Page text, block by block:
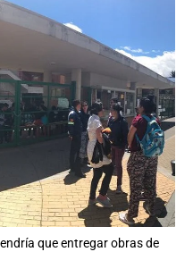
que entregar obras de